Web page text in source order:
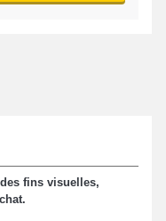
fins visuelles,